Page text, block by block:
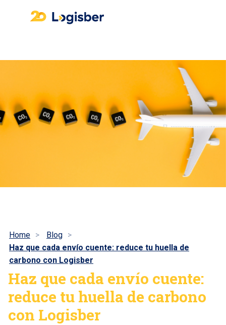
Home
Blog
Haz que cada envío cuente: reduce tu huella de
carbono con Logisber
Haz que cada envío cuente:
reduce tu huella de carbono
con Logisber